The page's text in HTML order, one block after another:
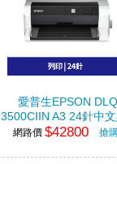
愛普生EPSON
3500CIIN A3 24針中
印表機
網路價 $42800 搶